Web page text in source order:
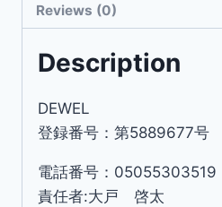
Reviews (0)
Description
DEWEL
登録番号：第5889677号
電話番号：05055303519
責任者:大戸 啓太